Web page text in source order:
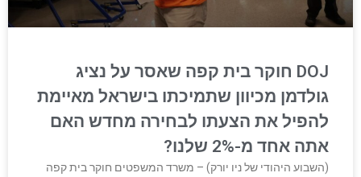
DOJ חוקר בית קפה שאסר על נציג
גולדמן מכיוון שתמיכתו בישראל מאיימת
להפיל את הצעתו לבחירה מחדש האם
אתה אחד מ-2% שלנו?
(השבוע היהודי של ניו יורק) – משרד המשפטים חוקר בית קפה